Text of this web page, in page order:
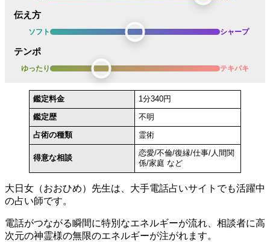
伝え方
ソフト シャープ
テンポ
ゆったり テキパキ
鑑定料金
1分340円
鑑定歴
不明
占術の種類
霊術
得意な相談
恋愛/不倫/復縁/仕事/人間関
係/家庭 など
大日女（おおひめ）先生は、大手電話占いサイトでも活躍中
の占い師です。
電話がつながる瞬間に特別なエネルギーが流れ、相談者に高
次元の神霊様の無限のエネルギーが注がれます。